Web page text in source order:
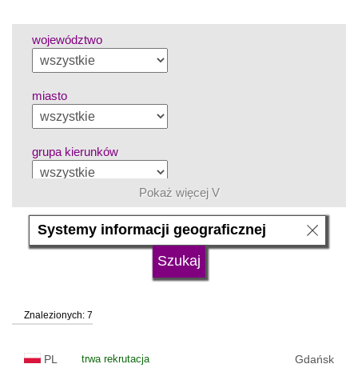
województwo
miasto
grupa kierunków
język
status uczelni
Pokaż więcej V
Znalezionych: 7
PL trwa rekrutacja Gdańsk